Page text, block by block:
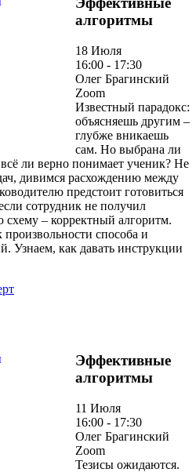
алгоритмы
18 Июля
16:00 - 17:30
Олег Брагинский
Zoom
Известный парадокс:
объясняешь другим –
глубже вникаешь
сам. Но выбрана ли
ли верно понимает ученик? Не
дивимся расхождению между
предстоит готовиться
сотрудник не получил
– корректный алгоритм.
способа и
Узнаем, как давать инструкции
Эффективные
алгоритмы
11 Июля
16:00 - 17:30
Олег Брагинский
Zoom
Тезисы ожидаются.